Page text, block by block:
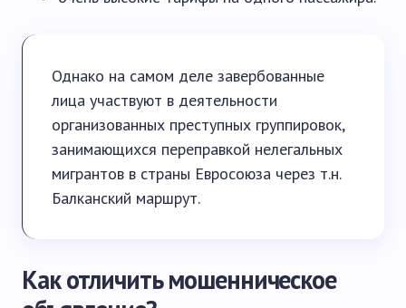
Однако на самом деле завербованные
лица участвуют в деятельности
организованных преступных группировок,
занимающихся переправкой нелегальных
мигрантов в страны Евросоюза через т.н.
Балканский маршрут.
Как отличить мошенническое